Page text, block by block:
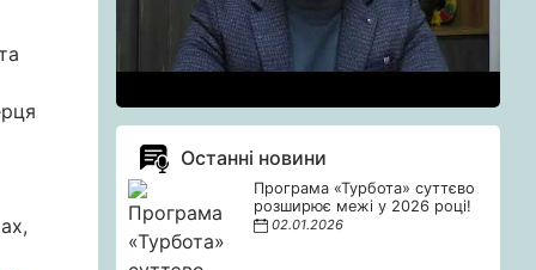
Останні новини
Програма «Турбота» суттєво
розширює межі у 2026 році!
02.01.2026